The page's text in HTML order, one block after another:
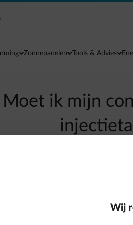
Zonnepanelen Tools & Advies
Moet ik mijn
ook in Wallonië.
contract hiervoor niet
Wij